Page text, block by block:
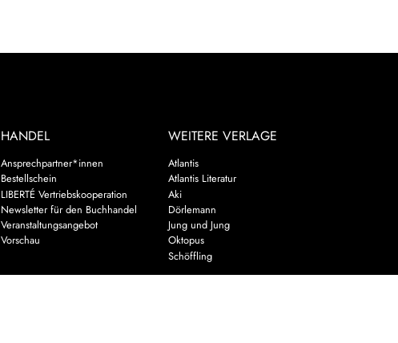
HANDEL
Ansprechpartner*innen
Bestellschein
LIBERTÉ Vertriebskooperation
Newsletter für den Buchhandel
Veranstaltungsangebot
Vorschau
WEITERE VERLAGE
Atlantis
Atlantis Literatur
Aki
Dörlemann
Jung und Jung
Oktopus
Schöffling